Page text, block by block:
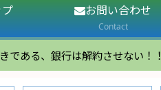
お問い合わせ
Contact
である、銀行は解約させない！！